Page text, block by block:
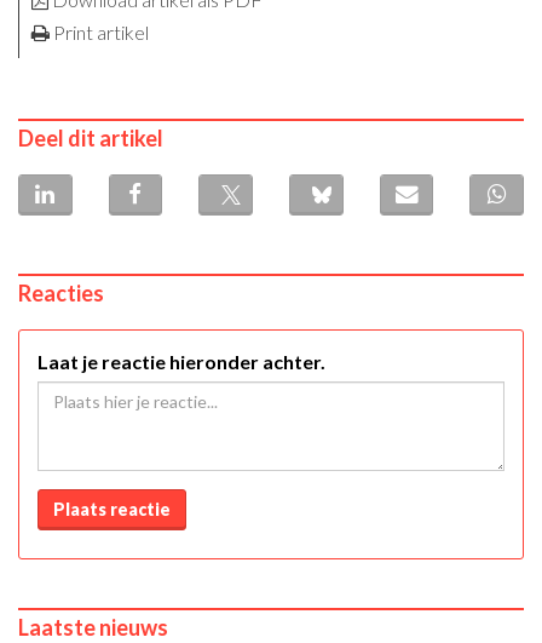
Print artikel
Deel dit artikel
Reacties
Laat je reactie hieronder achter.
Plaats reactie
Laatste nieuws